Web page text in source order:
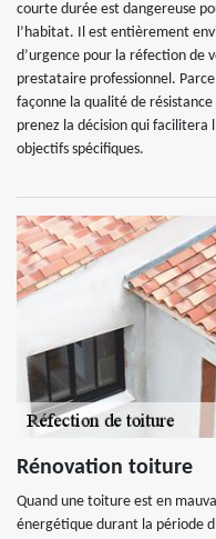
courte durée est dangereuse
l’habitat. Il est entièrement
d’urgence pour la réfection de
prestataire professionnel.
façonne la qualité de
prenez la décision qui facilitera
objectifs spécifiques.
Rénovation toiture
Quand une toiture est en
énergétique durant la période